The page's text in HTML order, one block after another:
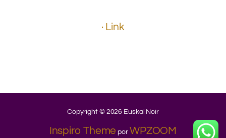
· Link
Copyright © 2026 Euskal Noir
Inspiro Theme por WPZOOM